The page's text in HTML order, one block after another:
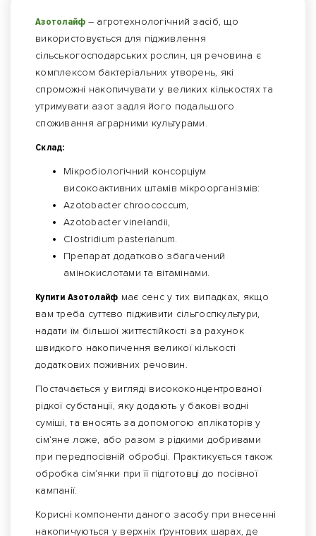
Азотолайф – агротехнологічний засіб, що
використовується для підживлення
сільськогосподарських рослин, ця речовина є
комплексом бактеріальних утворень, які
спроможні накопичувати у великих кількостях та
утримувати азот задля його подальшого
споживання аграрними культурами.
Склад:
Мікробіологічний консорціум
високоактивних штамів мікроорганізмів:
Аzotobacter chroococcum,
Azotobacter vinelandii,
Сlostridium pasterianum.
Препарат додатково збагачений
амінокислотами та вітамінами.
Купити Азотолайф має сенс у тих випадках, якщо
вам треба суттєво підживити сільгоспкультури,
надати їм більшої життєстійкості за рахунок
швидкого накопичення великої кількості
додаткових поживних речовин.
Постачається у вигляді висококонцентрованої
рідкої субстанції, яку додають у бакові водні
суміші, та вносять за допомогою аплікаторів у
сім’яне ложе, або разом з рідкими добривами
при передпосівній обробці. Практикується також
обробка сім’янки при її підготовці до посівної
кампанії.
Корисні компоненти даного засобу при внесенні
накопичуються у верхніх ґрунтових шарах, де